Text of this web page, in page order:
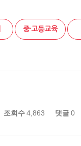
중·고등교육
조회수4,863 댓글0